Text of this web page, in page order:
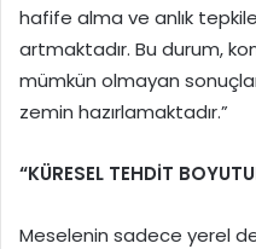
hafife alma ve anlık
artmaktadır. Bu durum,
mümkün olmayan
zemin hazırlamaktadır.”
“KÜRESEL TEHDİT
Meselenin sadece yerel